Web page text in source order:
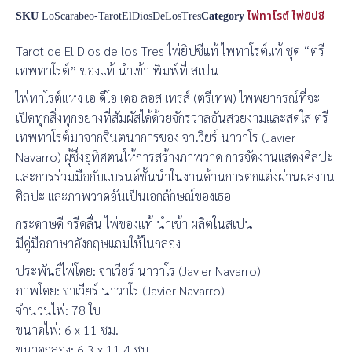
SKULoScarabeo-TarotElDiosDeLosTresCategoryไพ่ทาโรต์ ไพ่ยิปซี
Tarot de El Dios de los Tres ไพ่ยิปซีแท้ ไพ่ทาโรต์แท้ ชุด “ตรี
เทพทาโรต์” ของแท้ นำเข้า พิมพ์ที่ สเปน
ไพ่ทาโรต์แห่ง เอ ดีโอ เดอ ลอส เทรส์ (ตรีเทพ) ไพ่พยากรณ์ที่จะ
เปิดทุกสิ่งทุกอย่างที่สัมผัสได้ด้วยจักรวาลอันสวยงามและสดใส ตรี
เทพทาโรต์มาจากจินตนาการของ จาเวียร์ นาวาโร (Javier
Navarro) ผู้ซึ่งอุทิศตนให้การสร้างภาพวาด การจัดงานแสดงศิลปะ
และการร่วมมือกับแบรนด์ชั้นนำในงานด้านการตกแต่งผ่านผลงาน
ศิลปะ และภาพวาดอันเป็นเอกลักษณ์ของเธอ
กระดาษดี กรีดลื่น ไพ่ของแท้ นำเข้า ผลิตในสเปน
มีคู่มือภาษาอังกฤษแถมให้ในกล่อง
ประพันธ์ไพ่โดย: จาเวียร์ นาวาโร (Javier Navarro)
ภาพโดย: จาเวียร์ นาวาโร (Javier Navarro)
จำนวนไพ่: 78 ใบ
ขนาดไพ่: 6 x 11 ซม.